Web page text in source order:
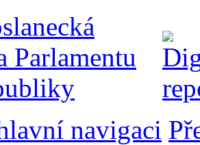
navigaci